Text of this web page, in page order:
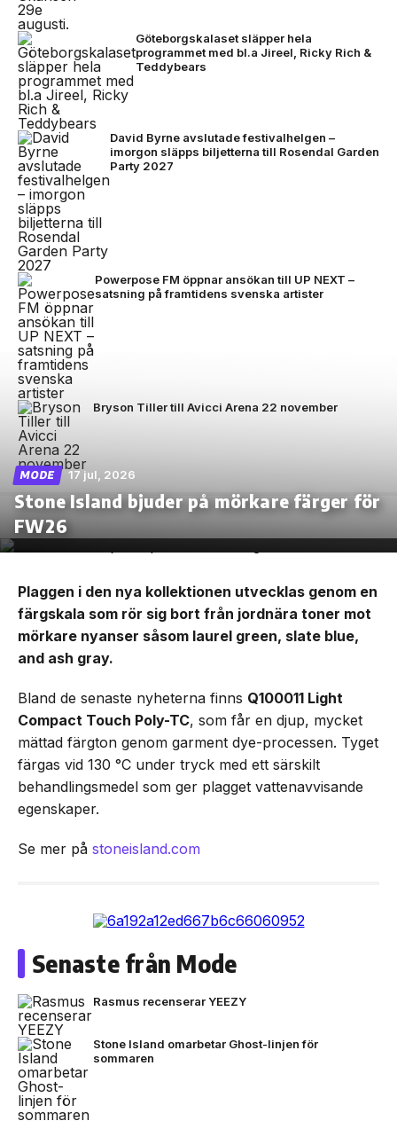
Göteborgskalaset släpper hela
programmet med bl.a Jireel, Ricky Rich &
Teddybears
David Byrne avslutade festivalhelgen –
imorgon släpps biljetterna till Rosendal Garden
Party 2027
Powerpose FM öppnar ansökan till UP NEXT –
satsning på framtidens svenska artister
Bryson Tiller till Avicci Arena 22 november
MODE 17 jul, 2026
Stone Island bjuder på mörkare färger för
FW26
Plaggen i den nya kollektionen utvecklas genom en
färgskala som rör sig bort från jordnära toner mot
mörkare nyanser såsom laurel green, slate blue,
and ash gray.
Bland de senaste nyheterna finns Q100011 Light
Compact Touch Poly-TC, som får en djup, mycket
mättad färgton genom garment dye-processen. Tyget
färgas vid 130 °C under tryck med ett särskilt
behandlingsmedel som ger plagget vattenavvisande
egenskaper.
Se mer på stoneisland.com
Senaste från Mode
Rasmus recenserar YEEZY
Stone Island omarbetar Ghost-linjen för
sommaren